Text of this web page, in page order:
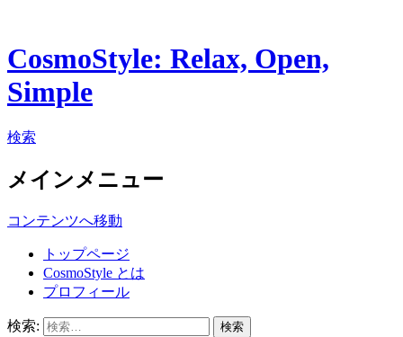
CosmoStyle: Relax, Open,
Simple
検索
メインメニュー
コンテンツへ移動
トップページ
CosmoStyle とは
プロフィール
検索: